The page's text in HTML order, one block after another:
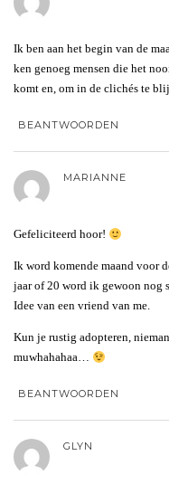
Ik ben aan het begin van de
ken genoeg mensen die het
komt en, om in de clichés te
BEANTWOORDEN
MARIANNE
Gefeliciteerd hoor!
Ik word komende maand voor
jaar of 20 word ik gewoon nog
Idee van een vriend van me.
Kun je rustig adopteren,
muwhahahaa…
BEANTWOORDEN
GLYN